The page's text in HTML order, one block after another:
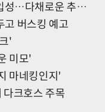
채로운 추억 예고
고 버스킹 예고
'
미모'
마네킹인지'
크호스 주목